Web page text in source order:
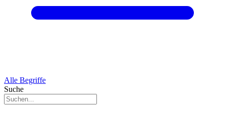
Alle Begriffe
Suche